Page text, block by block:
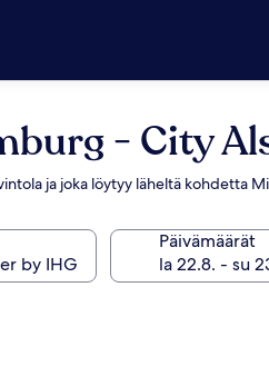
- City
ja joka löytyy läheltä kohdetta
Päivämäärät